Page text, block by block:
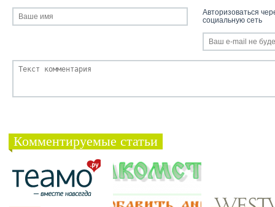
Авторизоваться
социальную сеть
Комментируемые статьи